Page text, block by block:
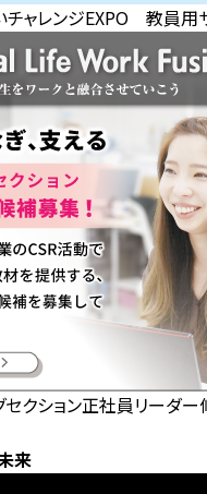
チャレンジEXPO 教員用
セクション正社員リーダ
来